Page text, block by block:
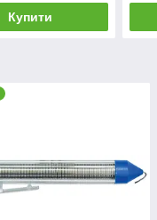
Купити